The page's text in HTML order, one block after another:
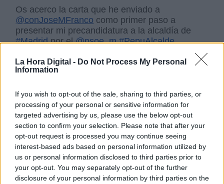
La Hora Digital - Do Not Process My Personal
Information
If you wish to opt-out of the sale, sharing to third parties, or
processing of your personal or sensitive information for
targeted advertising by us, please use the below opt-out
section to confirm your selection. Please note that after your
opt-out request is processed you may continue seeing
interest-based ads based on personal information utilized by
us or personal information disclosed to third parties prior to
your opt-out. You may separately opt-out of the further
disclosure of your personal information by third parties on the
Os acerco la carta que he enviado a
@conJoseMFranco como primer paso a
presentar mi precandidatura a la alcaldía de
#Madridpor el@psoe_m #PepuAlcalde
— Pepu Hernández (@pepu_alcalde)30 de
Elecciones municipales socialistas
PSOE Madrid
Pepu Hernández
PSOE Primarias
NOTICIAS RELACIONADAS